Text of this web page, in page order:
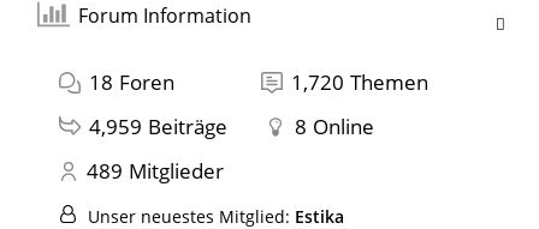
Forum Information
18 Foren 1,720 Themen
4,959 Beiträge 8 Online
489 Mitglieder
Unser neuestes Mitglied: Estika